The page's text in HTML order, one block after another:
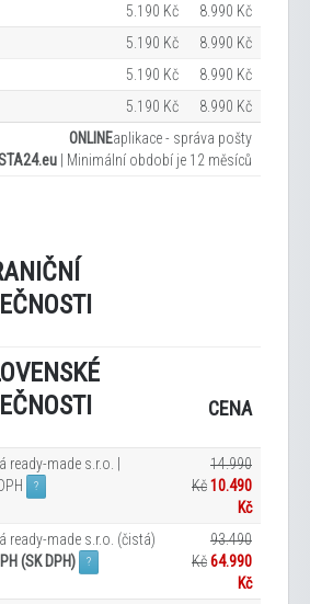
5.190 Kč
8.990 Kč
5.190 Kč
8.990 Kč
5.190 Kč
8.990 Kč
5.190 Kč
8.990 Kč
ONLINEaplikace - správa pošty
Minimální období je 12 měsíců
CENA
ready-made s.r.o. |
?
14.990
Kč10.490
Kč
ready-made s.r.o. (čistá)
(SK DPH) ?
93.490
Kč64.990
Kč